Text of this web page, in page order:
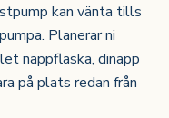
kan vänta tills
Planerar ni
nappflaska, dinapp
på plats redan från